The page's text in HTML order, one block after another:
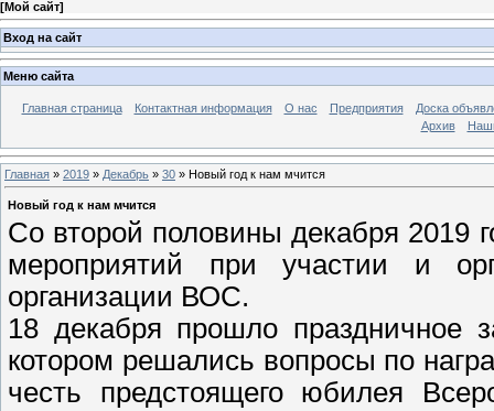
[Мой сайт]
Вход на сайт
Меню сайта
Главная страница Контактная информация О нас Предприятия
Доска
Архив
Главная » 2019 » Декабрь » 30 » Новый год к нам мчится
Новый год к нам мчится
Со второй половины декабря 2019
мероприятий при участии и
организации ВОС.
18 декабря прошло
котором решались вопросы по
честь предстоящего юбилея